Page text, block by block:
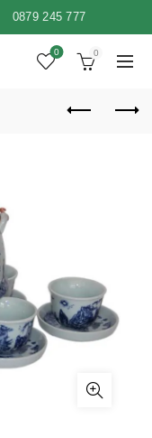
0879 245 777
0 0